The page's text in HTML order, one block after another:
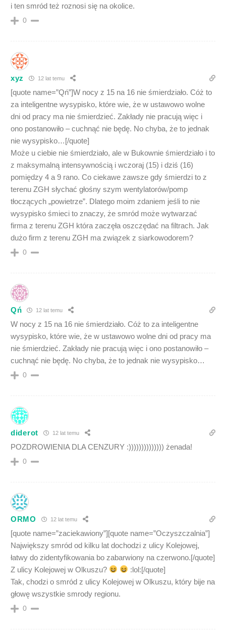
i ten smród też roznosi się na okolice.
0
xyz 12 lat temu
[quote name=”Qń”]W nocy z 15 na 16 nie śmierdziało. Cóż to
za inteligentne wysypisko, które wie, że w ustawowo wolne
dni od pracy ma nie śmierdzieć. Zakłady nie pracują więc i
ono postanowiło – cuchnąć nie będę. No chyba, że to jednak
nie wysypisko…[/quote]
Może u ciebie nie śmierdziało, ale w Bukownie śmierdziało i to
z maksymalną intensywnością i wczoraj (15) i dziś (16)
pomiędzy 4 a 9 rano. Co ciekawe zawsze gdy śmierdzi to z
terenu ZGH słychać głośny szym wentylatorów/pomp
tłoczących „powietrze”. Dlatego moim zdaniem jeśli to nie
wysypisko śmieci to znaczy, że smród może wytwarzać
firma z terenu ZGH która zaczęła oszczędać na filtrach. Jak
dużo firm z terenu ZGH ma związek z siarkowodorem?
0
Qń 12 lat temu
W nocy z 15 na 16 nie śmierdziało. Cóż to za inteligentne
wysypisko, które wie, że w ustawowo wolne dni od pracy ma
nie śmierdzieć. Zakłady nie pracują więc i ono postanowiło –
cuchnąć nie będę. No chyba, że to jednak nie wysypisko…
0
diderot 12 lat temu
POZDROWIENIA DLA CENZURY :)))))))))))))) żenada!
0
ORMO 12 lat temu
[quote name=”zaciekawiony”][quote name=”Oczyszczalnia”]
Największy smród od kilku lat dochodzi z ulicy Kolejowej,
łatwy do zidentyfikowania bo zabarwiony na czerwono.[/quote]
Z ulicy Kolejowej w Olkuszu?
:lol:[/quote]
Tak, chodzi o smród z ulicy Kolejowej w Olkuszu, który bije na
głowę wszystkie smrody regionu.
0